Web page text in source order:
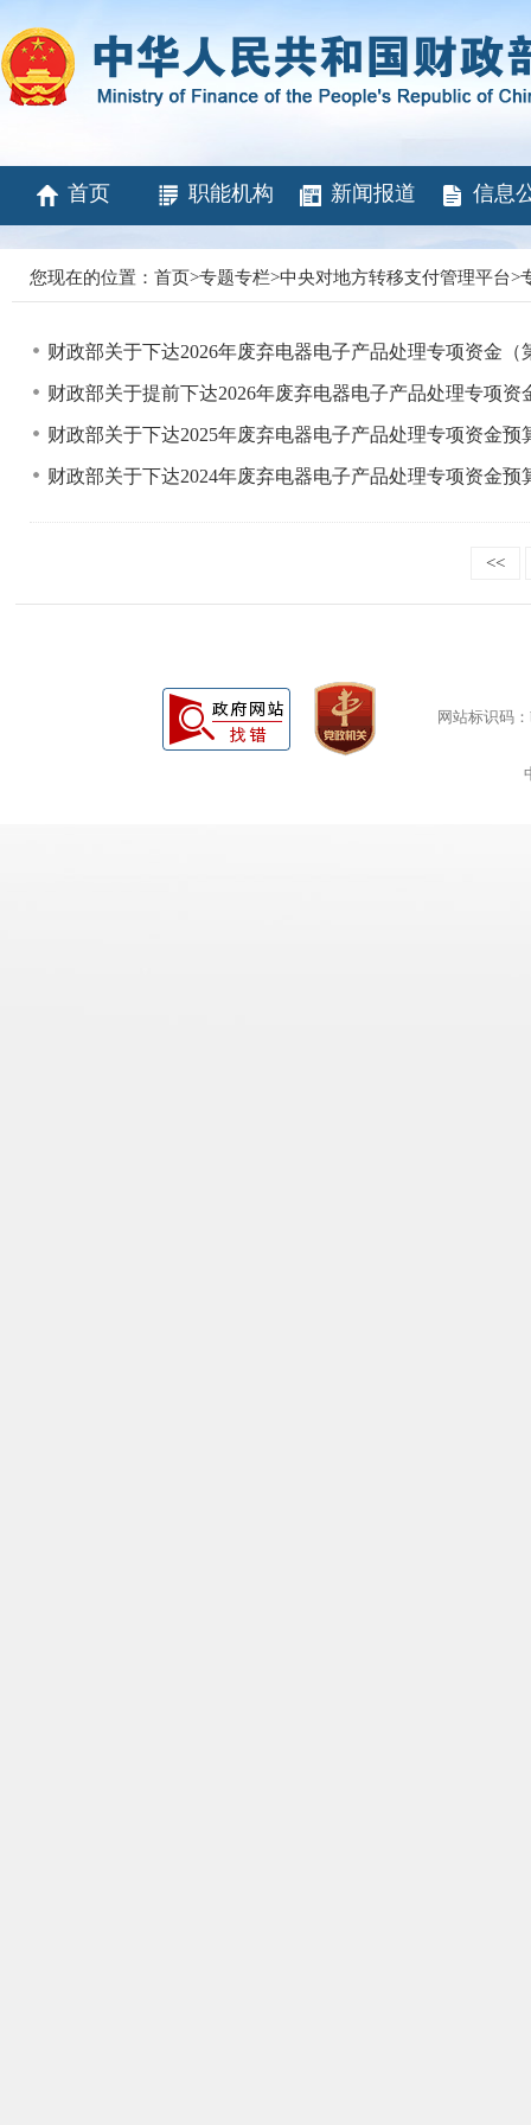
首页 职能机构 新闻报道 信息
您现在的位置： 首页>专题专栏>中央对地方转移支付管理平台>
财政部关于下达2026年废弃电器电子产品处理专项资金
财政部关于提前下达2026年废弃电器电子产品处理专项
财政部关于下达2025年废弃电器电子产品处理专项资金
财政部关于下达2024年废弃电器电子产品处理专项资金
<<
网站标识码